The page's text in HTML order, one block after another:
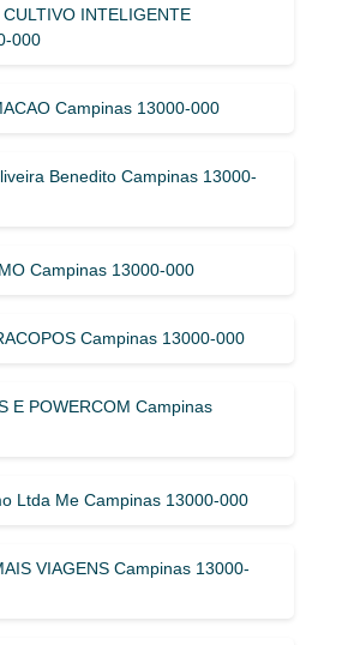
INTELIGENTE
000
Campinas 13000-000
Benedito Campinas 13000-
Campinas 13000-000
Campinas 13000-000
E POWERCOM Campinas
Ltda Me Campinas 13000-000
VIAGENS Campinas 13000-